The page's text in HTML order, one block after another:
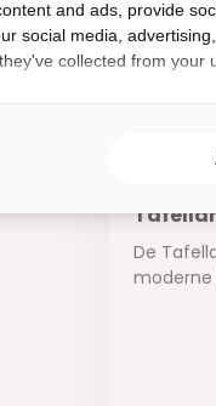
De
moderne
and ads, provide
social media,
collected from your